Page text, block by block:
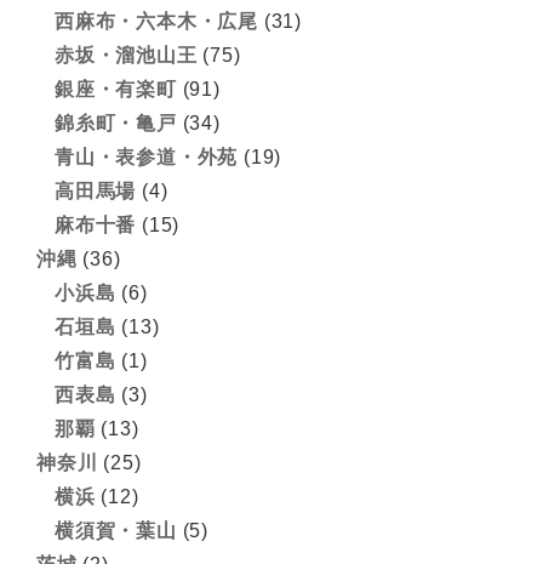
西麻布・六本木・広尾 (31)
赤坂・溜池山王 (75)
銀座・有楽町 (91)
錦糸町・亀戸 (34)
青山・表参道・外苑 (19)
高田馬場 (4)
麻布十番 (15)
沖縄 (36)
小浜島 (6)
石垣島 (13)
竹富島 (1)
西表島 (3)
那覇 (13)
神奈川
(25)
横浜 (12)
横須賀・葉山 (5)